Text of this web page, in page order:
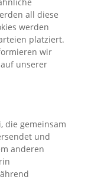
all diese
werden
platziert.
wir
unserer
die gemeinsam
und
anderen